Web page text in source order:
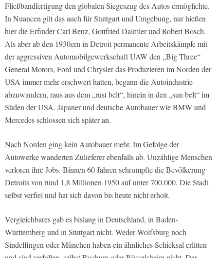
Fließbandfertigung den globalen Siegeszug des Autos ermöglichte.
In Nuancen gilt das auch für Stuttgart und Umgebung, nur hießen
hier die Erfinder Carl Benz, Gottfried Daimler und Robert Bosch.
Als aber ab den 1930ern in Detroit permanente Arbeitskämpfe mit
der aggressiven Automobilgewerkschaft UAW den „Big Three“
General Motors, Ford und Chrysler das Produzieren im Norden der
USA immer mehr erschwert hatten, begann die Autoindustrie
abzuwandern, raus aus dem „rust belt“, hinein in den „sun belt“ im
Süden der USA. Japaner und deutsche Autobauer wie BMW und
Mercedes schlossen sich später an.
Nach Norden ging kein Autobauer mehr. Im Gefolge der
Autowerke wanderten Zulieferer ebenfalls ab. Unzählige Menschen
verloren ihre Jobs. Binnen 60 Jahren schrumpfte die Bevölkerung
Detroits von rund 1,8 Millionen 1950 auf unter 700.000. Die Stadt
selbst verfiel und hat sich davon bis heute nicht erholt.
Vergleichbares gab es bislang in Deutschland, in Baden-
Württemberg und in Stuttgart nicht. Weder Wolfsburg noch
Sindelfingen oder München haben ein ähnliches Schicksal erlitten